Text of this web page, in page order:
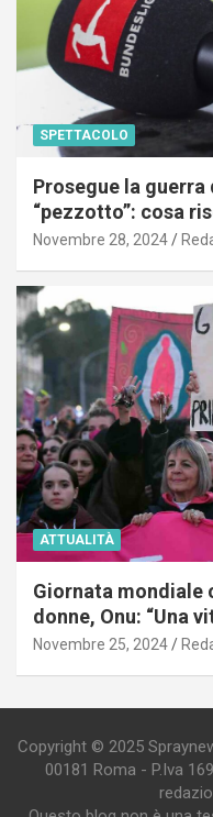
SPETTACOLO
Prosegue la guerra
“pezzotto”: cosa
Novembre 28, 2024
ATTUALITÀ
Giornata mondiale
donne, Onu: “Una
Novembre 25, 2024
Copyright © 2025
00181 Roma - P.Iva